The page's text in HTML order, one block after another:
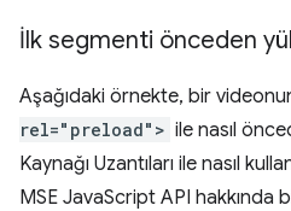
İlk segmenti önceden
Aşağıdaki örnekte, bir
rel="preload"> ile nasıl
Kaynağı Uzantıları ile nasıl
MSE JavaScript API hakkında